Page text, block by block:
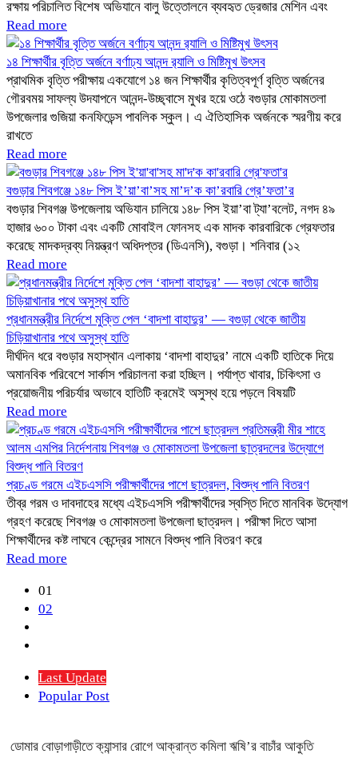
রক্ষায় পরিচালিত বিশেষ অভিযানে বালু উত্তোলনে ব্যবহৃত ড্রেজার মেশিন এবং
Read more
১৪ শিক্ষার্থীর বৃত্তি অর্জনে বর্ণাঢ্য আনন্দ র‍্যালি ও মিষ্টিমুখ উৎসব
প্রাথমিক বৃত্তি পরীক্ষায় একযোগে ১৪ জন শিক্ষার্থীর কৃতিত্বপূর্ণ বৃত্তি অর্জনের
গৌরবময় সাফল্য উদযাপনে আনন্দ-উচ্ছ্বাসে মুখর হয়ে ওঠে বগুড়ার মোকামতলা
উপজেলার গুজিয়া কনফিডেন্স পাবলিক স্কুল। এ ঐতিহাসিক অর্জনকে স্মরণীয় করে
রাখতে
Read more
বগুড়ার শিবগঞ্জে ১৪৮ পিস ই’য়া’বা’সহ মা’দ’ক কা’রবারি গ্রে’ফতা’র
বগুড়ার শিবগঞ্জ উপজেলায় অভিযান চালিয়ে ১৪৮ পিস ইয়া’বা ট্যা’বলেট, নগদ ৪৯
হাজার ৬০০ টাকা এবং একটি মোবাইল ফোনসহ এক মাদক কারবারিকে গ্রেফতার
করেছে মাদকদ্রব্য নিয়ন্ত্রণ অধিদপ্তর (ডিএনসি), বগুড়া। শনিবার (১২
Read more
প্রধানমন্ত্রীর নির্দেশে মুক্তি পেল ‘বাদশা বাহাদুর’ — বগুড়া থেকে জাতীয়
চিড়িয়াখানার পথে অসুস্থ হাতি
দীর্ঘদিন ধরে বগুড়ার মহাস্থান এলাকায় ‘বাদশা বাহাদুর’ নামে একটি হাতিকে দিয়ে
অমানবিক পরিবেশে সার্কাস পরিচালনা করা হচ্ছিল। পর্যাপ্ত খাবার, চিকিৎসা ও
প্রয়োজনীয় পরিচর্যার অভাবে হাতিটি ক্রমেই অসুস্থ হয়ে পড়লে বিষয়টি
Read more
প্রচণ্ড গরমে এইচএসসি পরীক্ষার্থীদের পাশে ছাত্রদল, বিশুদ্ধ পানি বিতরণ
তীব্র গরম ও দাবদাহের মধ্যে এইচএসসি পরীক্ষার্থীদের স্বস্তি দিতে মানবিক উদ্যোগ
গ্রহণ করেছে শিবগঞ্জ ও মোকামতলা উপজেলা ছাত্রদল। পরীক্ষা দিতে আসা
শিক্ষার্থীদের কষ্ট লাঘবে কেন্দ্রের সামনে বিশুদ্ধ পানি বিতরণ করে
Read more
01
02
Last Update
Popular Post
ডোমার বোড়াগাড়ীতে ক্যান্সার রোগে আক্রান্ত কমিলা ঋষি’র বাচাঁর আকুতি